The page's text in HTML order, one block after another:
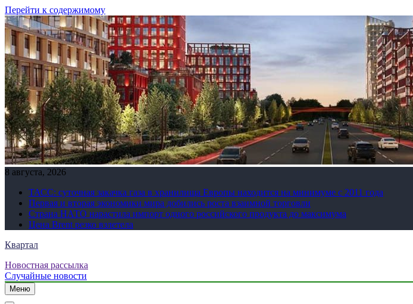
Перейти к содержимому
8 августа, 2026
ТАСС: суточная закачка газа в хранилища Европы находится на минимуме с 2011 года
Первая и вторая экономики мира добились роста взаимной торговли
Страна НАТО нарастила импорт одного российского продукта до максимума
Цена Brent резко взлетела
Квартал
Новостная рассылка
Случайные новости
Меню